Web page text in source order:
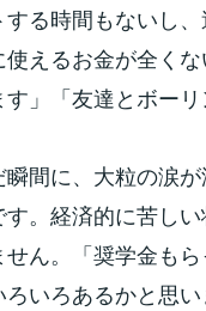
する時間もないし
えるお金が全く
」「友達とボー
間に、大粒の涙
。経済的に苦しい
ん。「奨学金も
いろあるかと思